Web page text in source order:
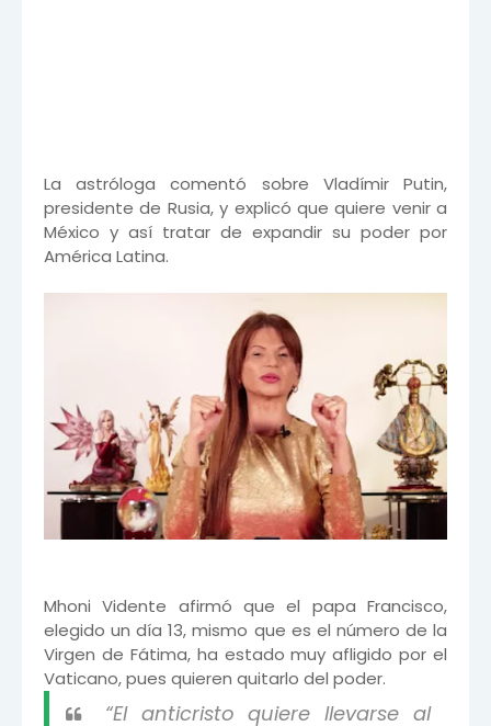
La astróloga comentó sobre Vladímir Putin,
presidente de Rusia, y explicó que quiere venir a
México y así tratar de expandir su poder por
América Latina.
Mhoni Vidente afirmó que el papa Francisco,
elegido un día 13, mismo que es el número de la
Virgen de Fátima, ha estado muy afligido por el
Vaticano, pues quieren quitarlo del poder.
“El anticristo quiere llevarse al